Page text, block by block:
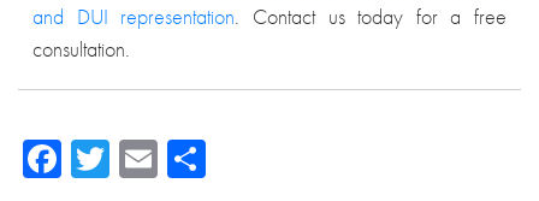
and DUI representation. Contact us today for a free
consultation.
Facebook
Twitter
Email